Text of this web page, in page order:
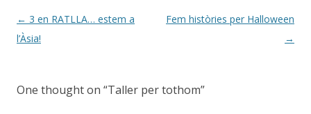
Post
navigation
← 3 en RATLLA… estem a
l’Àsia!
Fem històries per Halloween
→
One thought on “Taller per tothom”